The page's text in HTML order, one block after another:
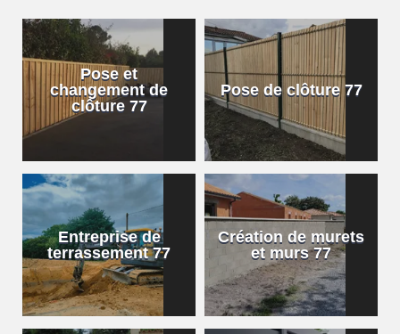
Pose et
changement de
clôture 77
Pose de clôture 77
Entreprise de
terrassement 77
Création de murets
et murs 77